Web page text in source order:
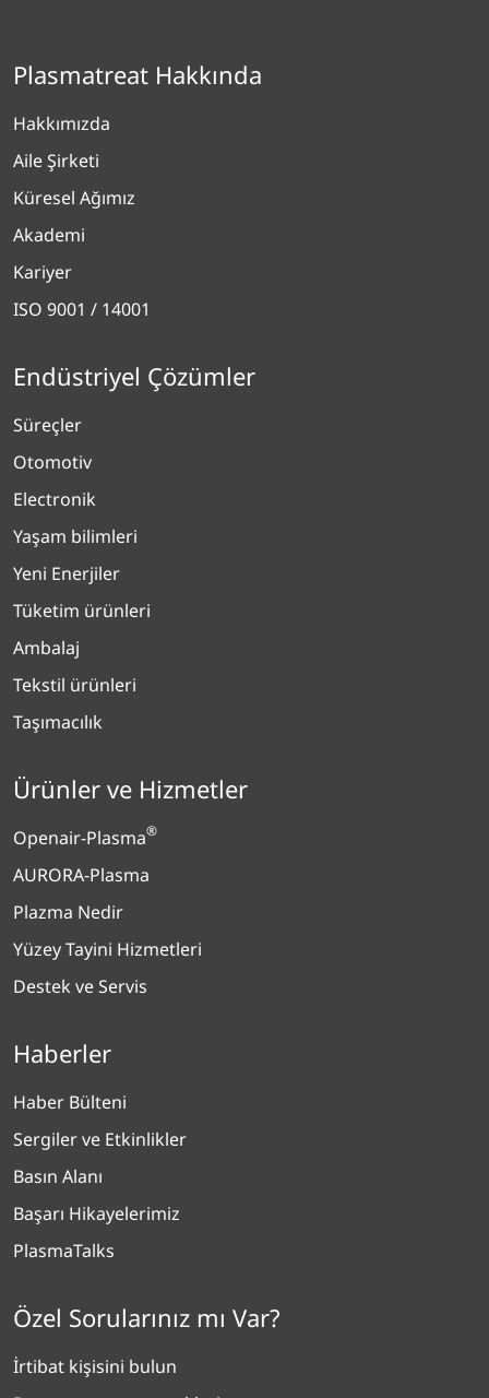
Plasmatreat Hakkında
Hakkımızda
Aile Şirketi
Küresel Ağımız
Akademi
Kariyer
ISO 9001 / 14001
Endüstriyel Çözümler
Süreçler
Otomotiv
Electronik
Yaşam bilimleri
Yeni Enerjiler
Tüketim ürünleri
Ambalaj
Tekstil ürünleri
Taşımacılık
Ürünler ve Hizmetler
Openair-Plasma®
AURORA-Plasma
Plazma Nedir
Yüzey Tayini Hizmetleri
Destek ve Servis
Haberler
Haber Bülteni
Sergiler ve Etkinlikler
Basın Alanı
Başarı Hikayelerimiz
PlasmaTalks
Özel Sorularınız mı Var?
İrtibat kişisini bulun